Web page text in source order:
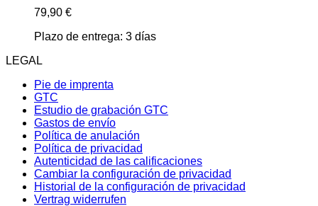
79,90 €
Plazo de entrega: 3 días
LEGAL
Pie de imprenta
GTC
Estudio de grabación GTC
Gastos de envío
Política de anulación
Política de privacidad
Autenticidad de las calificaciones
Cambiar la configuración de privacidad
Historial de la configuración de privacidad
Vertrag widerrufen